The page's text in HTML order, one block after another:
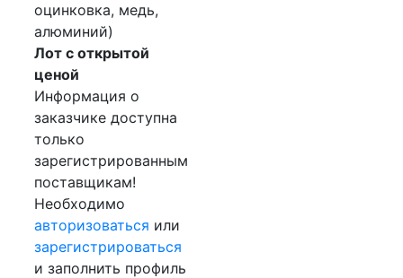
оцинковка, медь,
алюминий)
Лот с открытой
ценой
Информация о
заказчике доступна
только
зарегистрированным
поставщикам!
Необходимо
авторизоваться или
зарегистрироваться
и заполнить профиль